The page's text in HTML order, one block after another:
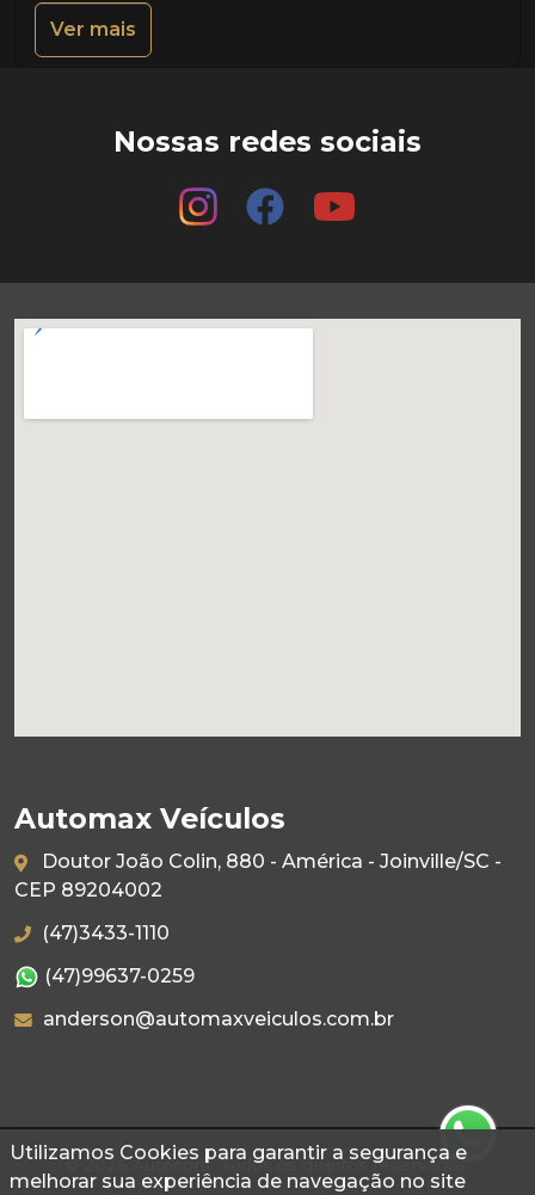
Utilizamos Cookies para garantir a segurança e
melhorar sua experiência de navegação no site
Ver mais
Nossas redes sociais
Automax Veículos
Doutor João Colin, 880 - América - Joinville/SC -
CEP 89204002
(47)3433-1110
(47)99637-0259
anderson@automaxveiculos.com.br
© 2026 Autoconf. Todos os direitos reservados.